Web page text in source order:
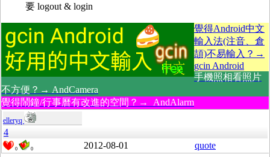
要 logout & login
覺得Android中文
輸入法(注音、倉
頡)不易輸入？→
gcin Android
手機照相看照片
不方便？→ AndCamera
覺得鬧鐘/行事曆有改進的空間？→ AndAlarm
elleryq
4
0 0 2012-08-01 quote